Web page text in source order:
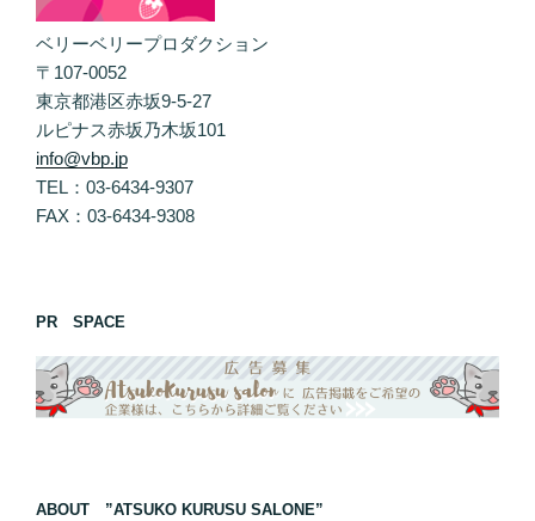
ベリーベリープロダクション
〒107-0052
東京都港区赤坂9-5-27
ルピナス赤坂乃木坂101
info@vbp.jp
TEL：03-6434-9307
FAX：03-6434-9308
PR SPACE
ABOUT ”ATSUKO KURUSU SALONE”